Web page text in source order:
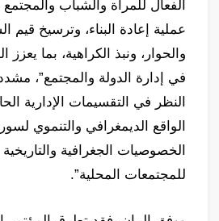
الفعال للمرأة والشباب
عملية إعادة البناء، وترسيخ قيم
والحوار، ونبذ الكراهية، بما يعزز
في إدارة الدولة والمجتمع”،
النظر في التقسيمات الإدارية
الواقع الديمغرافي والتنموي
الخصوصيات الجغرافية والتاريخية
للمجتمعات المحلية”.